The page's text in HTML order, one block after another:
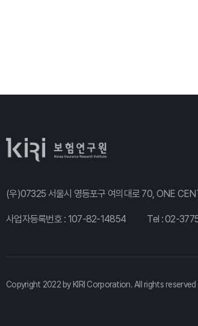
(우)07325 서울시 영등포구 여의대로 70, ONE
사업자등록번호 : 107-82-14854 Tel :02-
Copyright 2022 by KIRI Corporation. All rights reserved